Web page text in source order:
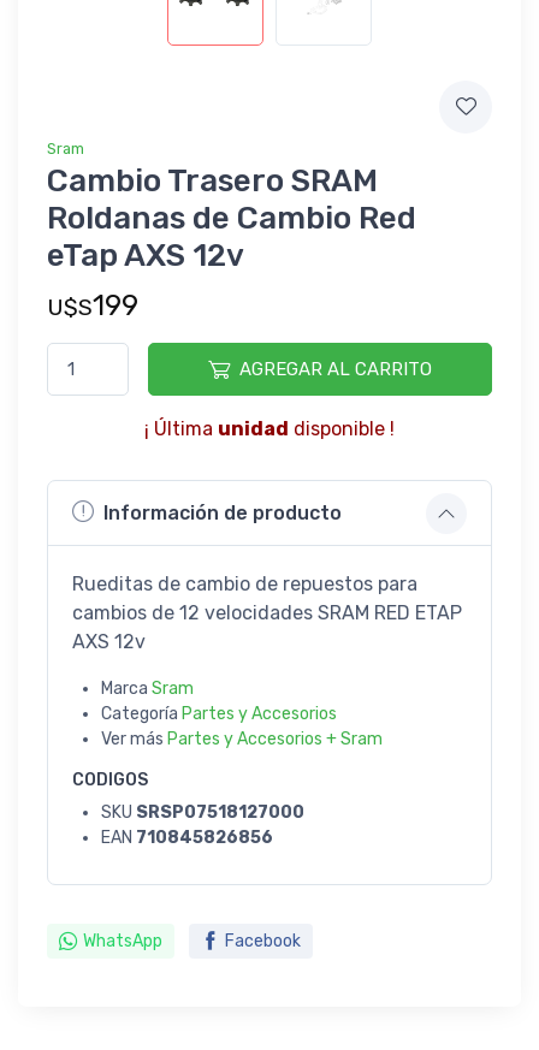
Sram
Cambio Trasero SRAM
Roldanas de Cambio Red
eTap AXS 12v
U$S199
AGREGAR AL CARRITO
¡ Última unidad disponible !
Información de producto
Rueditas de cambio de repuestos para
cambios de 12 velocidades SRAM RED ETAP
AXS 12v
Marca Sram
Categoría Partes y Accesorios
Ver más Partes y Accesorios + Sram
CODIGOS
SKU SRSP07518127000
EAN 710845826856
WhatsApp Facebook